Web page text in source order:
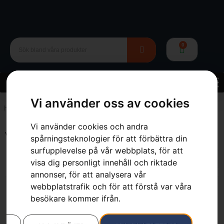
Vi använder oss av cookies
Vi använder cookies och andra
spårningsteknologier för att förbättra din
surfupplevelse på vår webbplats, för att
visa dig personligt innehåll och riktade
annonser, för att analysera vår
webbplatstrafik och för att förstå var våra
besökare kommer ifrån.
0
Hem 12 V
Visar 1–12 av 26 resultat
Husqvarna P 524X